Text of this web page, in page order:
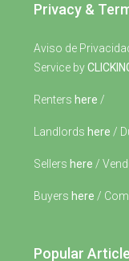
Privacy &
Aviso de
Service by
Renters here /
Landlords here /
Sellers here /
Buyers here /
Popular